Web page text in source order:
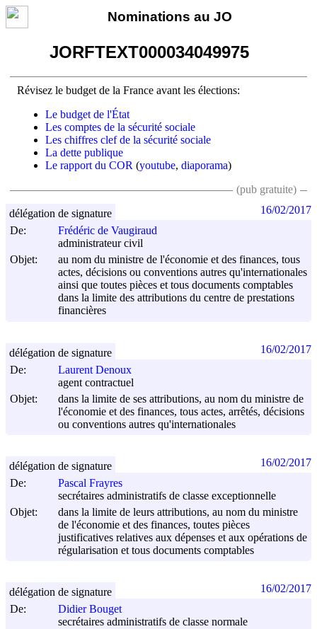
Nominations au JO
JORFTEXT000034049975
Révisez le budget de la France avant les élections:
Le budget de l'État
Les comptes de la sécurité sociale
Les chiffres clef de la sécurité sociale
La dette publique
Le rapport du COR (youtube, diaporama)
(pub gratuite)
De:
Frédéric de Vaugiraud
administrateur civil
Objet:
au nom du ministre de l'économie et des finances, tous
actes, décisions ou conventions autres qu'internationales
ainsi que toutes pièces et tous documents comptables
dans la limite des attributions du centre de prestations
financières
délégation de signature 16/02/2017
De:
Laurent Denoux
agent contractuel
Objet:
dans la limite de ses attributions, au nom du ministre de
l'économie et des finances, tous actes, arrêtés, décisions
ou conventions autres qu'internationales
délégation de signature 16/02/2017
De:
Pascal Frayres
secrétaires administratifs de classe exceptionnelle
Objet:
dans la limite de leurs attributions, au nom du ministre
de l'économie et des finances, toutes pièces
justificatives relatives aux dépenses et aux opérations de
régularisation et tous documents comptables
délégation de signature 16/02/2017
De:
Didier Bouget
secrétaires administratifs de classe normale
délégation de signature 16/02/2017